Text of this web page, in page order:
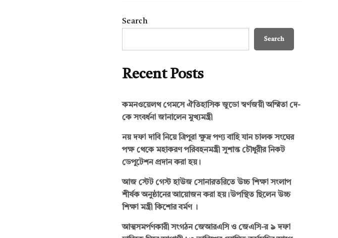
Search
Search
Recent Posts
কমনওয়েলথ গেমসে ঐতিহাসিক জুডো স্বর্ণজয়ী অস্মিতা দে-
কে সংবর্ধনা জানালেন মুখ্যমন্ত্রী
নয় দফা দাবি নিয়ে ত্রিপুরা ক্ষুদ্র পণ্য বাহি যান চালক সংঘের
পক্ষ থেকে মহাকরণ পরিবহনমন্ত্রী সুশান্ত চৌধুরীর নিকট
ডেপুটেশন প্রদান করা হয়।
আজ স্টেট গেস্ট হাউজ সোনারতরিতে উচ্চ শিক্ষা সংলাপ
শীর্ষক অনুষ্ঠানের আয়োজন করা হয়।উপস্থিত ছিলেন উচ্চ
শিক্ষা মন্ত্রী কিশোর বর্মণ ।
আত্মসমর্পণকারী সংগঠন জেআরএসি ও জেএসি-র ৯ দফা